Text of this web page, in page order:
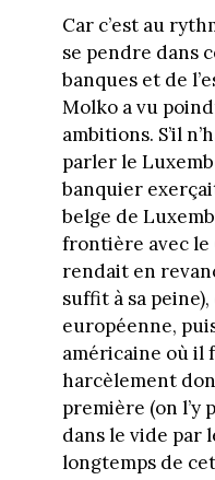
Car c’est au
se pendre dans
banques et de
Molko a vu
ambitions. S’il
parler le
banquier
belge de
frontière avec le
rendait en
suffit à sa peine),
européenne,
américaine où il
harcèlement
première (on
dans le vide par
longtemps de